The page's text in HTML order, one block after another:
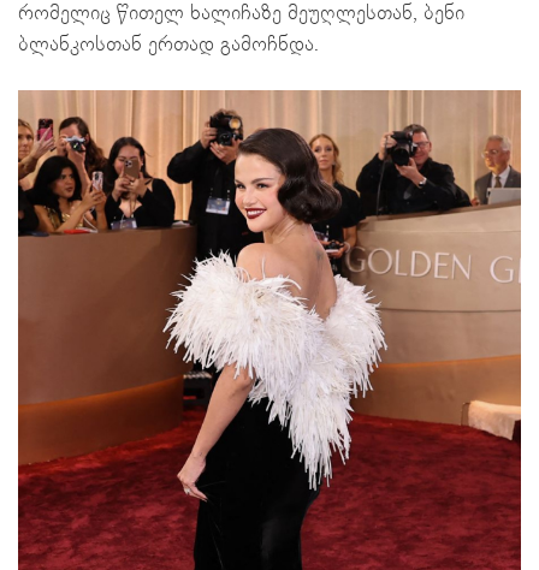
რომელიც წითელ ხალიჩაზე მეუღლესთან, ბენი
ბლანკოსთან ერთად გამოჩნდა.